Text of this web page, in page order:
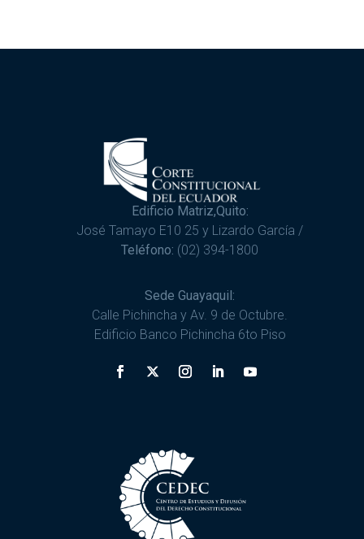
Edificio Matriz,Quito:
José Tamayo E10 25 y Lizardo García /
Teléfono: (02) 394-1800
Sede Guayaquil:
Calle Pichincha y Av. 9 de Octubre.
Edificio Banco Pichincha 6to Piso